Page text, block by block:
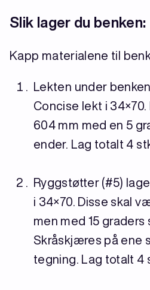
Slik lager du benken:
Kapp materialene til
Lekten under
Concise lekt i
604 mm med en 5
ender. Lag totalt 4
Ryggstøtter (#5)
i 34×70. Disse skal
men med 15 graders
Skråskjæres på ene
tegning. Lag totalt 4